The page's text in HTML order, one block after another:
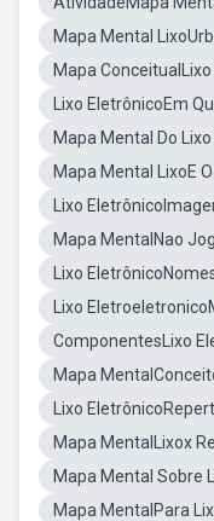
Mapa Mental
Mapa
Lixo EletrônicoEm
Mapa Mental Do
Mapa Mental LixoE
Lixo
Mapa MentalNao
Lixo
Lixo
ComponentesLixo
Mapa
Lixo
Mapa MentalLixox
Mapa Mental Sobre
Mapa MentalPara